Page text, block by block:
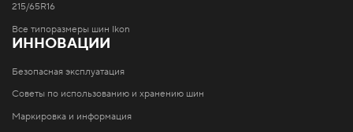
215/65R16
Все типоразмеры шин Ikon
ИННОВАЦИИ
Безопасная эксплуатация
Советы по использованию и хранению шин
Маркировка и информация